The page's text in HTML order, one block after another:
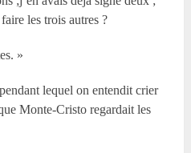
les trois autres ?
»
lequel on entendit crier
Monte-Cristo regardait les